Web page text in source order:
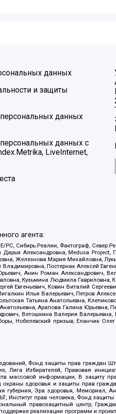
данных
и защиты
данных
данных с
LiveInternet,
агента:
Сибирь.Реалии, Фактограф,
Александровна, Medusa
Железнова Мария Михайловна,
Постернак Алексей
Анин Роман Александрович,
Кузьмина Людмила
Евгеньевич, Ковин Виталий
Илья Валерьевич, Петров
Татьяна Анатольевна,
Арапова Галина
Ветошкина Валерия
Нобелевский призыв, Еланчик
Фонд защиты прав граждан
Избирателей, Правовая
массовой информации, В защиту
здоровья и защиты прав
губерния, Эра здоровья, Мемориал,
прав человека, Фонд защиты
правозащитный центр,
реализации программ и